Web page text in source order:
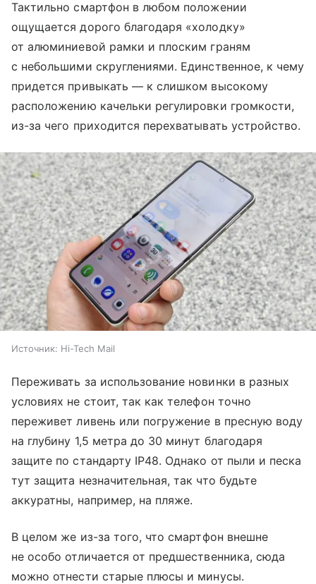
Тактильно смартфон в любом положении
ощущается дорого благодаря «холодку»
от алюминиевой рамки и плоским граням
с небольшими скруглениями. Единственное, к чему
придется привыкать — к слишком высокому
расположению качельки регулировки громкости,
из-за чего приходится перехватывать устройство.
Источник: Hi-Tech Mail
Переживать за использование новинки в разных
условиях не стоит, так как телефон точно
переживет ливень или погружение в пресную воду
на глубину 1,5 метра до 30 минут благодаря
защите по стандарту IP48. Однако от пыли и песка
тут защита незначительная, так что будьте
аккуратны, например, на пляже.
В целом же из-за того, что смартфон внешне
не особо отличается от предшественника, сюда
можно отнести старые плюсы и минусы.